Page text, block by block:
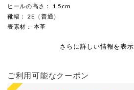
ヒールの高さ ： 1.5cm
靴幅 ： 2E（普通）
表素材 ： 本革
さらに詳しい情報を表示
ご利用可能なクーポン